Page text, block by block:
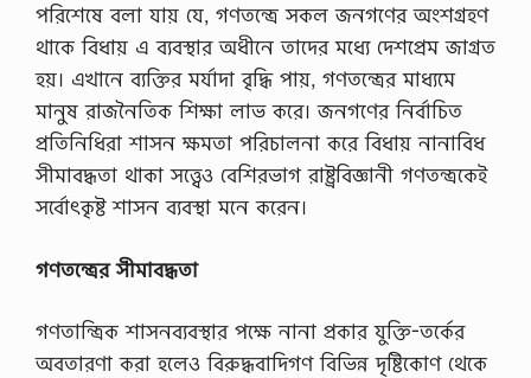
পরিশেষে বলা যায় যে, গণতন্ত্রে সকল জনগণের অংশগ্রহণ
থাকে বিধায় এ ব্যবস্থার অধীনে তাদের মধ্যে দেশপ্রেম জাগ্রত
হয়। এখানে ব্যক্তির মর্যাদা বৃদ্ধি পায়, গণতন্ত্রের মাধ্যমে
মানুষ রাজনৈতিক শিক্ষা লাভ করে। জনগণের নির্বাচিত
প্রতিনিধিরা শাসন ক্ষমতা পরিচালনা করে বিধায় নানাবিধ
সীমাবদ্ধতা থাকা সত্ত্বেও বেশিরভাগ রাষ্ট্রবিজ্ঞানী গণতন্ত্রকেই
সর্বোৎকৃষ্ট শাসন ব্যবস্থা মনে করেন।
গণতন্ত্রের সীমাবদ্ধতা
গণতান্ত্রিক শাসনব্যবস্থার পক্ষে নানা প্রকার যুক্তি-তর্কের
অবতারণা করা হলেও বিরুদ্ধবাদিগণ বিভিন্ন দৃষ্টিকোণ থেকে